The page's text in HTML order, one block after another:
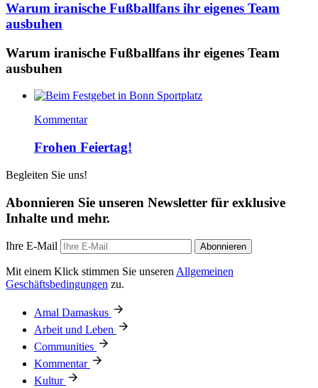
Warum iranische Fußballfans ihr eigenes Team
ausbuhen
Warum iranische Fußballfans ihr eigenes Team
ausbuhen
Kommentar
Frohen Feiertag!
Begleiten Sie uns!
Abonnieren Sie unseren Newsletter für exklusive
Inhalte und mehr.
Ihre E-Mail Abonnieren
Mit einem Klick stimmen Sie unseren Allgemeinen
Geschäftsbedingungen zu.
Amal Damaskus
Arbeit und Leben
Communities
Kommentar
Kultur